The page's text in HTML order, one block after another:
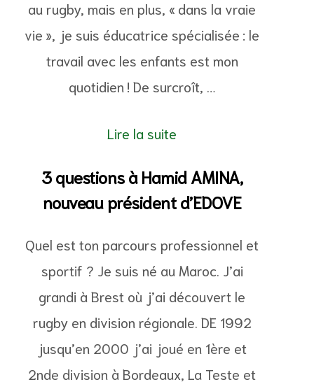
au rugby, mais en plus, « dans la vraie
vie », je suis éducatrice spécialisée : le
travail avec les enfants est mon
quotidien ! De surcroît, …
Lire la suite
3 questions à Hamid AMINA,
nouveau président d’EDOVE
Quel est ton parcours professionnel et
sportif ? Je suis né au Maroc. J’ai
grandi à Brest où j’ai découvert le
rugby en division régionale. DE 1992
jusqu’en 2000 j’ai joué en 1ère et
2nde division à Bordeaux, La Teste et